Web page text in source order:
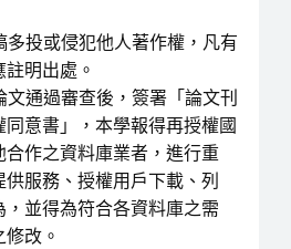
多投或侵犯他人著作權，凡有
明出處。
文通過審查後，簽署「論文刊
意書」，本學報得再授權國
合作之資料庫業者，進行重
服務、授權用戶下載、列
，並得為符合各資料庫之需
改。